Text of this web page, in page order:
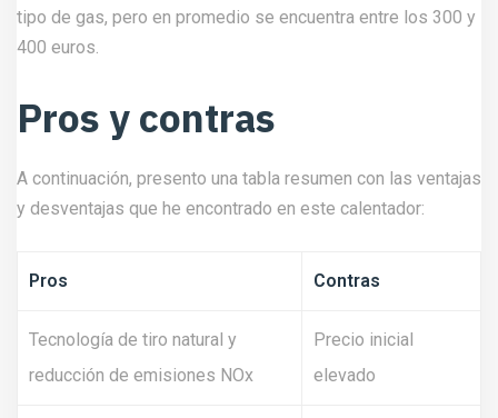
tipo de gas, pero en promedio se encuentra entre los 300 y
400 euros.
Pros y contras
A continuación, presento una tabla resumen con las ventajas
y desventajas que he encontrado en este calentador:
Pros Contras
Tecnología de tiro natural y
reducción de emisiones NOx
Precio inicial
elevado